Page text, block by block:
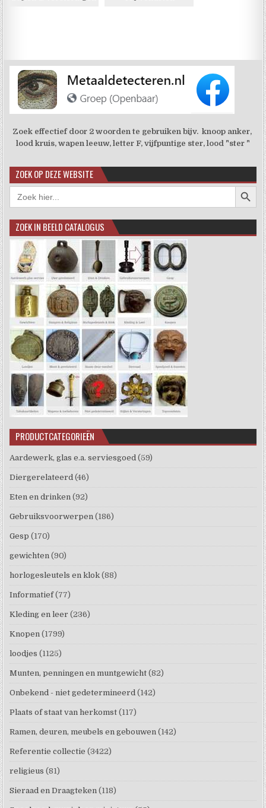
Zoek effectief door 2 woorden te gebruiken bijv. knoop anker,
lood kruis, wapen leeuw, letter F, vijfpuntige ster, lood "ster "
ZOEK OP DEZE WEBSITE
Zoek
naar:
ZOEK IN BEELD CATALOGUS
PRODUCTCATEGORIEËN
Aardewerk, glas e.a. serviesgoed (59)
Diergerelateerd (46)
Eten en drinken (92)
Gebruiksvoorwerpen (186)
Gesp (170)
gewichten (90)
horlogesleutels en klok (88)
Informatief (77)
Kleding en leer (236)
Knopen (1799)
loodjes (1125)
Munten, penningen en muntgewicht (82)
Onbekend - niet gedetermineerd (142)
Plaats of staat van herkomst (117)
Ramen, deuren, meubels en gebouwen (142)
Referentie collectie (3422)
religieus (81)
Sieraad en Draagteken (118)